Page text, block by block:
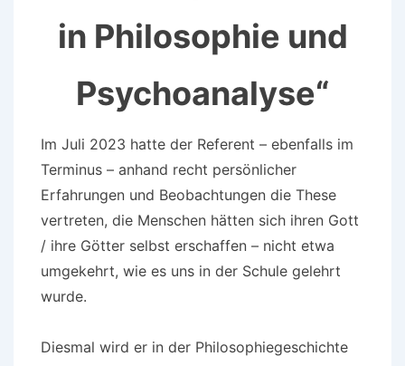
in Philosophie und
Psychoanalyse“
Im Juli 2023 hatte der Referent – ebenfalls im
Terminus – anhand recht persönlicher
Erfahrungen und Beobachtungen die These
vertreten, die Menschen hätten sich ihren Gott
/ ihre Götter selbst erschaffen – nicht etwa
umgekehrt, wie es uns in der Schule gelehrt
wurde.
Diesmal wird er in der Philosophiegeschichte